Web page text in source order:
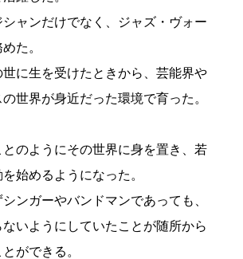
ャンだけでなく、ジャズ・ヴォー
た。
に生を受けたときから、芸能界や
世界が身近だった環境で育った。
のようにその世界に身を置き、若
始めるようになった。
ンガーやバンドマンであっても、
いようにしていたことが随所から
ができる。